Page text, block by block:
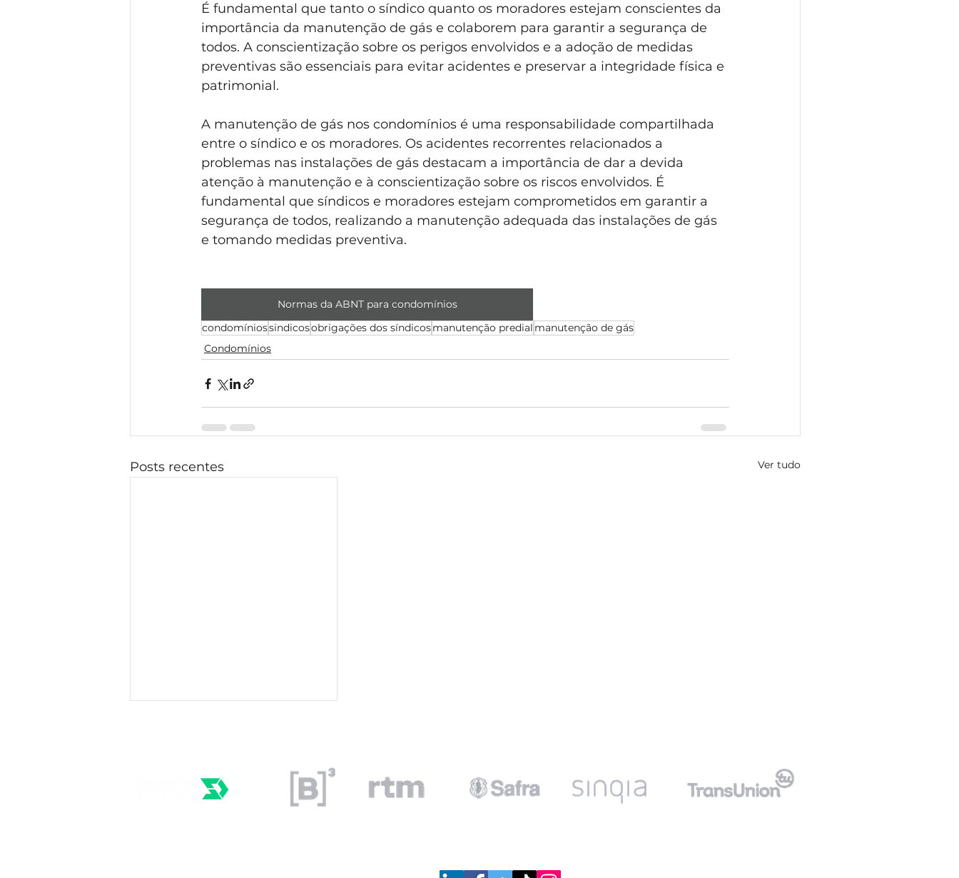
É fundamental que tanto o síndico quanto os moradores estejam conscientes da
importância da manutenção de gás e colaborem para garantir a segurança de
todos. A conscientização sobre os perigos envolvidos e a adoção de medidas
preventivas são essenciais para evitar acidentes e preservar a integridade física e
patrimonial.
A manutenção de gás nos condomínios é uma responsabilidade compartilhada
entre o síndico e os moradores. Os acidentes recorrentes relacionados a
problemas nas instalações de gás destacam a importância de dar a devida
atenção à manutenção e à conscientização sobre os riscos envolvidos. É
fundamental que síndicos e moradores estejam comprometidos em garantir a
segurança de todos, realizando a manutenção adequada das instalações de gás
e tomando medidas preventiva.
Normas da ABNT para condomínios
condomíniossindicosobrigações dos síndicosmanutenção predial manutenção de gás
Condomínios
Posts recentes Ver tudo